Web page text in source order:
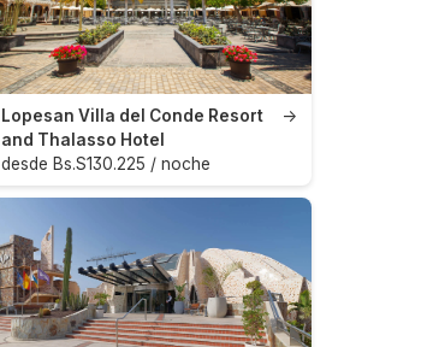
→
Lopesan Villa del Conde Resort
and Thalasso Hotel
desde Bs.S130.225 / noche